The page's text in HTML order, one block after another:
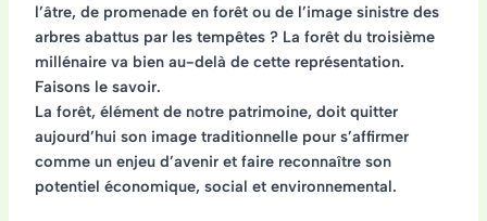
l’âtre, de promenade en forêt ou de l’image sinistre des
arbres abattus par les tempêtes ? La forêt du troisième
millénaire va bien au-delà de cette représentation.
Faisons le savoir.
La forêt, élément de notre patrimoine, doit quitter
aujourd’hui son image traditionnelle pour s’affirmer
comme un enjeu d’aveniret faire reconnaître son
potentiel économique, social et environnemental.